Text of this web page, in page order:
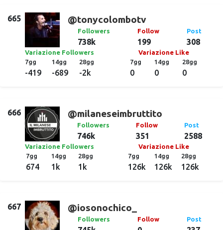
665 @tonycolombotv
Followers
738k
Follow
199
Post
308
Variazione Followers
7gg
-419
14gg
-689
28gg
-2k
Variazione Like
7gg
0
14gg
0
28gg
0
666 @milaneseimbruttito
Followers
746k
Follow
351
Post
2588
Variazione Followers
7gg
674
14gg
1k
28gg
1k
Variazione Like
7gg
126k
14gg
126k
28gg
126k
667 @iosonochico_
Followers Follow Post